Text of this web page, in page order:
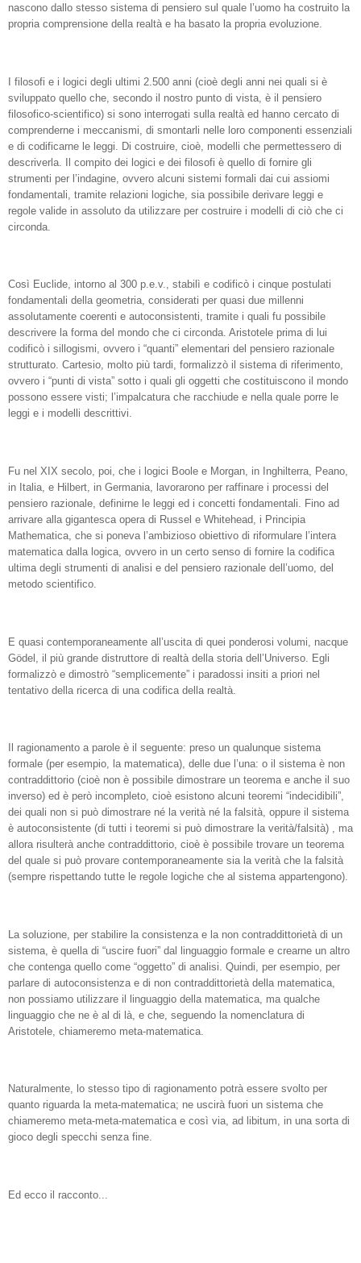
nascono dallo stesso sistema di pensiero sul quale l’uomo ha costruito la
propria comprensione della realtà e ha basato la propria evoluzione.
I filosofi e i logici degli ultimi 2.500 anni (cioè degli anni nei quali si è
sviluppato quello che, secondo il nostro punto di vista, è il pensiero
filosofico-scientifico) si sono interrogati sulla realtà ed hanno cercato di
comprenderne i meccanismi, di smontarli nelle loro componenti essenziali
e di codificarne le leggi. Di costruire, cioè, modelli che permettessero di
descriverla. Il compito dei logici e dei filosofi è quello di fornire gli
strumenti per l’indagine, ovvero alcuni sistemi formali dai cui assiomi
fondamentali, tramite relazioni logiche, sia possibile derivare leggi e
regole valide in assoluto da utilizzare per costruire i modelli di ciò che ci
circonda.
Così Euclide, intorno al 300 p.e.v., stabilì e codificò i cinque postulati
fondamentali della geometria, considerati per quasi due millenni
assolutamente coerenti e autoconsistenti, tramite i quali fu possibile
descrivere la forma del mondo che ci circonda. Aristotele prima di lui
codificò i sillogismi, ovvero i “quanti” elementari del pensiero razionale
strutturato. Cartesio, molto più tardi, formalizzò il sistema di riferimento,
ovvero i “punti di vista” sotto i quali gli oggetti che costituiscono il mondo
possono essere visti; l’impalcatura che racchiude e nella quale porre le
leggi e i modelli descrittivi.
Fu nel XIX secolo, poi, che i logici Boole e Morgan, in Inghilterra, Peano,
in Italia, e Hilbert, in Germania, lavorarono per raffinare i processi del
pensiero razionale, definirne le leggi ed i concetti fondamentali. Fino ad
arrivare alla gigantesca opera di Russel e Whitehead, i Principia
Mathematica, che si poneva l’ambizioso obiettivo di riformulare l’intera
matematica dalla logica, ovvero in un certo senso di fornire la codifica
ultima degli strumenti di analisi e del pensiero razionale dell’uomo, del
metodo scientifico.
E quasi contemporaneamente all’uscita di quei ponderosi volumi, nacque
Gödel, il più grande distruttore di realtà della storia dell’Universo. Egli
formalizzò e dimostrò “semplicemente” i paradossi insiti a priori nel
tentativo della ricerca di una codifica della realtà.
Il ragionamento a parole è il seguente: preso un qualunque sistema
formale (per esempio, la matematica), delle due l’una: o il sistema è non
contraddittorio (cioè non è possibile dimostrare un teorema e anche il suo
inverso) ed è però incompleto, cioè esistono alcuni teoremi “indecidibili”,
dei quali non si può dimostrare né la verità né la falsità, oppure il sistema
è autoconsistente (di tutti i teoremi si può dimostrare la verità/falsità) , ma
allora risulterà anche contraddittorio, cioè è possibile trovare un teorema
del quale si può provare contemporaneamente sia la verità che la falsità
(sempre rispettando tutte le regole logiche che al sistema appartengono).
La soluzione, per stabilire la consistenza e la non contraddittorietà di un
sistema, è quella di “uscire fuori” dal linguaggio formale e crearne un altro
che contenga quello come “oggetto” di analisi. Quindi, per esempio, per
parlare di autoconsistenza e di non contraddittorietà della matematica,
non possiamo utilizzare il linguaggio della matematica, ma qualche
linguaggio che ne è al di là, e che, seguendo la nomenclatura di
Aristotele, chiameremo meta-matematica.
Naturalmente, lo stesso tipo di ragionamento potrà essere svolto per
quanto riguarda la meta-matematica; ne uscirà fuori un sistema che
chiameremo meta-meta-matematica e così via, ad libitum, in una sorta di
gioco degli specchi senza fine.
Ed ecco il racconto...